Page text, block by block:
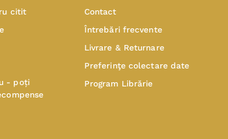
citit
- poți
Contact
Întrebări frecvente
Livrare & Returnare
Preferinţe colectare date
Program Librărie